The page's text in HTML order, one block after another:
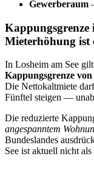
Gewerberaum
Kappungsgrenze
Mieterhöhung ist
In Losheim am See
Kappungsgrenze
Die Nettokaltmiete
Fünftel steigen —
Die reduzierte
angespanntem
Bundeslandes
See ist aktuell nicht